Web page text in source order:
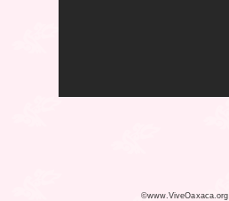
©www.ViveOaxaca.org